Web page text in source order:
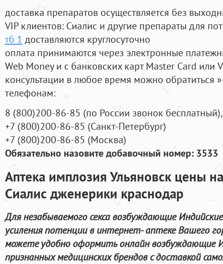
доставка препаратов осуществляется без
VIP клиентов: Сиалис и другие препараты для
тб 1 доставляются круглосуточно
оплата принимаются через электронные
Web Money и с банковских карт Master Card или
консультации в любое время можно обратиться
телефонам:
8 (800)200-86-85 (по России звонок бесплатный),
+7 (800)200-86-85 (Санкт-Петербург)
+7 (800)200-86-85 (Москва)
Обязательно назовите добавочный номер: 3533
Аптека имплозия Ульяновск цены
Сиалис дженерики краснодар
Для незабываемого секса возбуждающие
усиления потенции в интернет- аптеке Вашего
можете удобно оформить онлайн возбуждающие
признанных медицинских брендов с доставкой